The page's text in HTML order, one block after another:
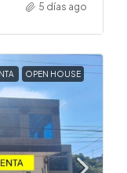
5 días ago
OPEN HOUSE